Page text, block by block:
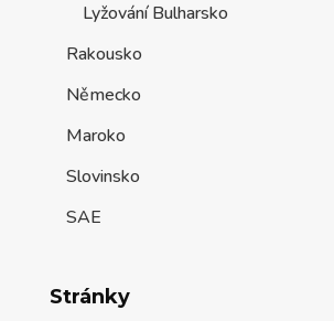
Lyžování Bulharsko
Rakousko
Německo
Maroko
Slovinsko
SAE
Stránky